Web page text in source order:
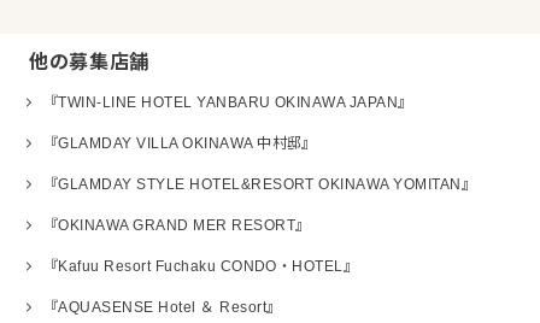
他の募集店舗
『TWIN-LINE HOTEL YANBARU OKINAWA JAPAN』
『GLAMDAY VILLA OKINAWA 中村邸』
『GLAMDAY STYLE HOTEL&RESORT OKINAWA YOMITAN』
『OKINAWA GRAND MER RESORT』
『Kafuu Resort Fuchaku CONDO・HOTEL』
『AQUASENSE Hotel ＆ Resort』